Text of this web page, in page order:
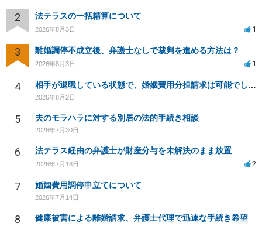
2 法テラスの一括精算について
2026年8月3日 1
3 離婚調停不成立後、弁護士なしで裁判を進める方法は？
2026年8月3日 1
4 相手が退職している状態で、婚姻費用分担請求は可能でしょうか？
2026年8月2日
5 夫のモラハラに対する別居の法的手続き相談
2026年7月30日
6 法テラス経由の弁護士が財産分与を未解決のまま放置
2026年7月18日 2
7 婚姻費用調停申立てについて
2026年7月14日
8 健康被害による離婚請求、弁護士代理で迅速な手続き希望